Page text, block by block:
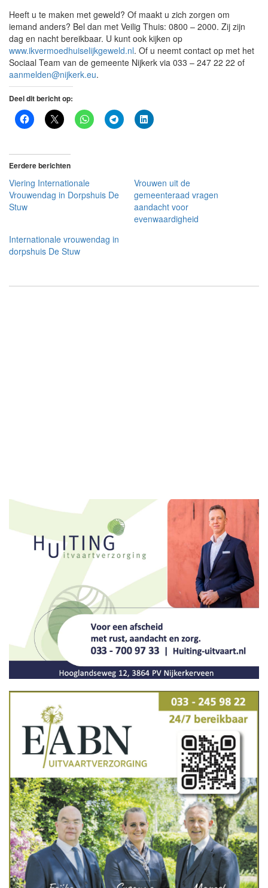
Heeft u te maken met geweld? Of maakt u zich zorgen om
iemand anders? Bel dan met Veilig Thuis: 0800 – 2000. Zij zijn
dag en nacht bereikbaar. U kunt ook kijken op
www.ikvermoedhuiselijkgeweld.nl. Of u neemt contact op met het
Sociaal Team van de gemeente Nijkerk via 033 – 247 22 22 of
aanmelden@nijkerk.eu.
Deel dit bericht op:
Eerdere berichten
Viering Internationale
Vrouwendag in Dorpshuis De
Stuw
Vrouwen uit de
gemeenteraad vragen
aandacht voor
evenwaardigheid
Internationale vrouwendag in
dorpshuis De Stuw